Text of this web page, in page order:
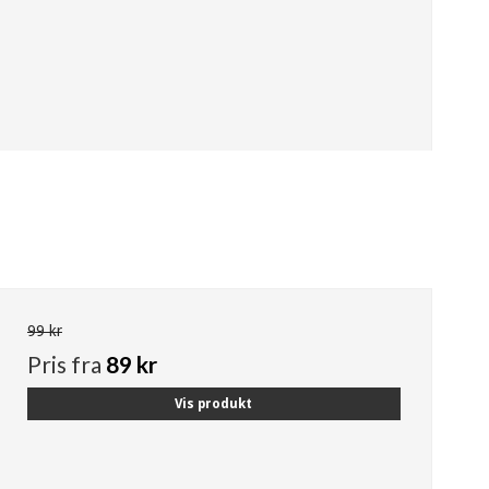
99 kr
Pris fra 89 kr
Vis produkt